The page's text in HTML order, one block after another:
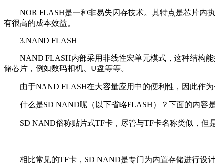
NOR FLASH是一种非易失闪存技术。其特点是芯片内执
有很高的成本效益。
3.NAND FLASH
NAND FLASH内部采用非线性宏单元模式，这种结构能
储芯片，例如数码相机、U盘等等。
由于NAND FLASH在大容量应用中的便利性，因此作为
什么是SD NAND呢（以下省略FLASH）？下面的内容是
SD NAND俗称贴片式TF卡，尽管与TF卡名称类似，但是
相比常见的TF卡，SD NAND是专门为内置存储进行设计